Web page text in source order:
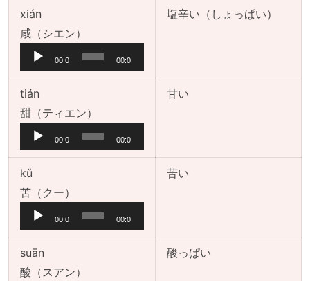
ー
ヤ
ー
xián
咸（シエン）
声
プ
ー
ヤ
ー
00:0
00:0
塩辛い（しょっぱい）
tián
甜（ティエン）
声
プ
ヤ
ー
00:0
00:0
甘い
kǔ
苦（クー）
声
プ
ー
00:0
00:0
苦い
suān
酸（スアン）
酸っぱい